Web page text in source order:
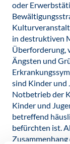
oder
in destruktiven
Überforderung,
Ängsten und
sind Kinder und
Notbetrieb der
Kinder und
betreffend
befürchten ist.